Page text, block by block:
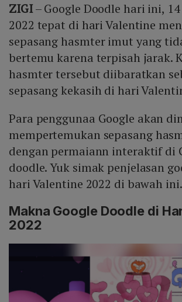
ZIGI– Google Doodle hari ini,
2022 tepat di hari Valentine
sepasang hasmter imut yang
bertemu karena terpisah jarak.
hasmter tersebut diibaratkan
sepasang kekasih di hari
Para penggunaa Google akan
mempertemukan sepasang
dengan permaiann interaktif di
doodle. Yuk simak penjelasan
hari Valentine 2022 di bawah ini.
Makna Google Doodle di
2022